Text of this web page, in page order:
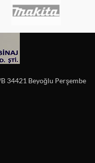
B 34421 Beyoğlu Perşembe